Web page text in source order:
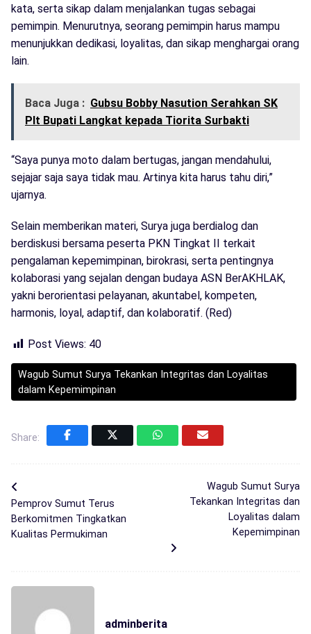
kata, serta sikap dalam menjalankan tugas sebagai
pemimpin. Menurutnya, seorang pemimpin harus mampu
menunjukkan dedikasi, loyalitas, dan sikap menghargai orang
lain.
Baca Juga : Gubsu Bobby Nasution Serahkan SK
Plt Bupati Langkat kepada Tiorita Surbakti
“Saya punya moto dalam bertugas, jangan mendahului,
sejajar saja saya tidak mau. Artinya kita harus tahu diri,”
ujarnya.
Selain memberikan materi, Surya juga berdialog dan
berdiskusi bersama peserta PKN Tingkat II terkait
pengalaman kepemimpinan, birokrasi, serta pentingnya
kolaborasi yang sejalan dengan budaya ASN BerAKHLAK,
yakni berorientasi pelayanan, akuntabel, kompeten,
harmonis, loyal, adaptif, dan kolaboratif. (Red)
Post Views: 40
Wagub Sumut Surya Tekankan Integritas dan Loyalitas
dalam Kepemimpinan
Share:
Pemprov Sumut Terus
Berkomitmen Tingkatkan
Kualitas Permukiman
Wagub Sumut Surya
Tekankan Integritas dan
Loyalitas dalam
Kepemimpinan
adminberita